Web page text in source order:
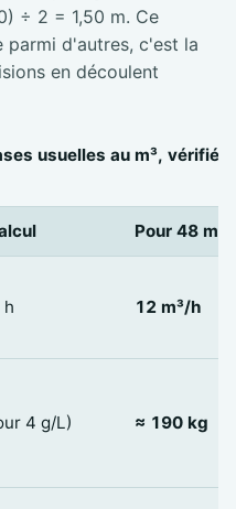
÷ 2 = 1,50 m. Ce
parmi d'autres, c'est la
en découlent
usuelles au m³,
Pour 48 m³
h 12 m³/h
4 g/L) ≈ 190 kg